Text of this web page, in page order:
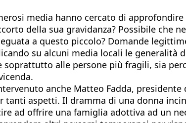
media hanno cercato di
della sua gravidanza? Possibile che
a questo piccolo? Domande
su alcuni media locali le generalità
soprattutto alle persone più fragili, sia
anche Matteo Fadda,
tanti aspetti. Il dramma di una donna
ad offrire una famiglia adottiva ad un